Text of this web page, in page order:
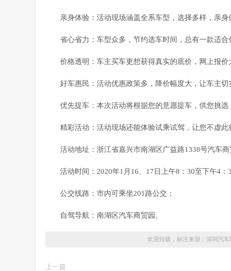
亲身体验：活动现场涵盖全系车型，选择多样，亲
省心省力：车型众多，节约选车时间，总有一款适合
价格透明：车主买车更想获得真实的底价，网上报价
好车惠民：活动优惠政策多，降价幅度大，让车主切
优先提车：本次活动将根据您的意愿提车，供您挑选
精彩活动：活动现场还能体验试乘试驾，让您不虚此
活动地址：浙江省嘉兴市南湖区广益路1338号汽车商
活动时间：2020年1月16、17日上午8：30至下午4：
公交线路：市内可乘坐201路公交；
自驾导航：南湖区汽车商贸园。
欢迎转载，标注来源： 深圳汽车
上一篇